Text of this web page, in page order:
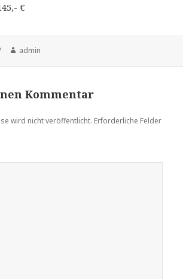
€
Autor
admin
Kommentar
wird nicht veröffentlicht. Erforderliche Felder